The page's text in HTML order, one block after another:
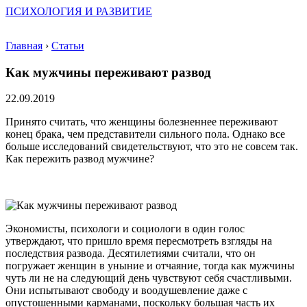
ПСИХОЛОГИЯ И РАЗВИТИЕ
Главная › Статьи
Как мужчины переживают развод
22.09.2019
Принято считать, что женщины болезненнее переживают
конец брака, чем представители сильного пола. Однако все
больше исследований свидетельствуют, что это не совсем так.
Как пережить развод мужчине?
Экономисты, психологи и социологи в один голос
утверждают, что пришло время пересмотреть взгляды на
последствия развода. Десятилетиями считали, что он
погружает женщин в уныние и отчаяние, тогда как мужчины
чуть ли не на следующий день чувствуют себя счастливыми.
Они испытывают свободу и воодушевление даже с
опустошенными карманами, поскольку большая часть их